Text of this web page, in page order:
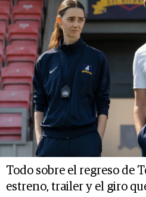
Todo sobre el regreso de
estreno, trailer y el giro